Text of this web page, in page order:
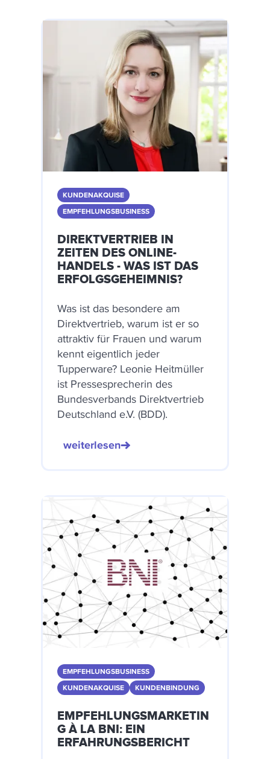
KUNDENAKQUISE
EMPFEHLUNGSBUSINESS
DIREKTVERTRIEB IN
ZEITEN DES ONLINE-
HANDELS - WAS IST DAS
ERFOLGSGEHEIMNIS?
Was ist das besondere am
Direktvertrieb, warum ist er so
attraktiv für Frauen und warum
kennt eigentlich jeder
Tupperware? Leonie Heitmüller
ist Pressesprecherin des
Bundesverbands Direktvertrieb
Deutschland e.V. (BDD).
weiterlesen
EMPFEHLUNGSBUSINESS
KUNDENAKQUISE
KUNDENBINDUNG
EMPFEHLUNGSMARKETIN
G À LA BNI: EIN
ERFAHRUNGSBERICHT